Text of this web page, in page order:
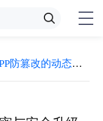
改的动态加密与安全升级